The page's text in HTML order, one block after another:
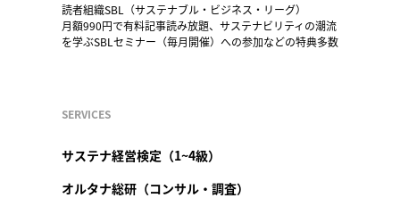
読者組織SBL（サステナブル・ビジネス・リーグ）
月額990円で有料記事読み放題、サステナビリティの潮流
を学ぶSBLセミナー（毎月開催）への参加などの特典多数
SERVICES
サステナ経営検定（1~4級）
オルタナ総研（コンサル・調査）